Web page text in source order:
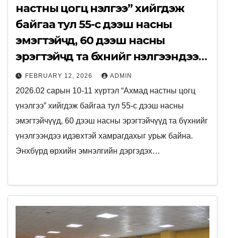
настны цогц үнэлгээ” хийгдэж
байгаа тул 55-с дээш насны
эмэгтэйчүүд, 60 дээш насны
эрэгтэйчүүд та бүхнийг үнэлгээндээ
идэвхтэй хамрагдахыг урьж
байна. Энхбүрд өрхийн эмнэлгийн
дэргэдэх /Есөнбулаг 9-р багийн
зааланд/ 7, 9-р багийн ахмад
настнууд та бүхэн идэвхтэй
хамрагдана уу!
FEBRUARY 12, 2026 ADMIN
2026.02 сарын 10-11 хүртэл “Ахмад настны цогц
үнэлгээ” хийгдэж байгаа тул 55-с дээш насны
эмэгтэйчүүд, 60 дээш насны эрэгтэйчүүд та бүхнийг
үнэлгээндээ идэвхтэй хамрагдахыг урьж байна.
Энхбүрд өрхийн эмнэлгийн дэргэдэх…